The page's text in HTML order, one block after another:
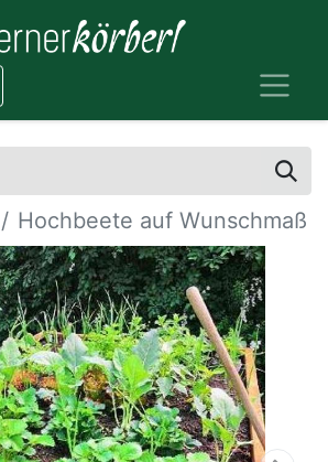
Hochbeete auf Wunschmaß